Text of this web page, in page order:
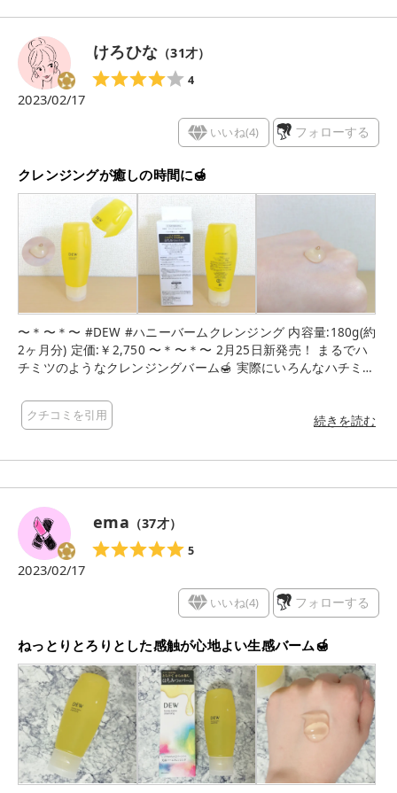
んのりはちみつの香りがして癒される ✔︎洗い上がりつっぱらず
ぬるつきなし サンプル使用ですが現品欲しくなる使用感でした
👍 #DEW#クレンジング#スキンケア #スキンケア用品#スキン
ケア紹介 #スキンケア好きさんと繋がりたい#スキンケア好きと
繋がりたい#美容垢 #美容垢さんと繋がりたい#スキンケア大好
けろひな （31才）
4
2023/02/17
いいね(4) フォローする
クレンジングが癒しの時間に🍯
〜＊〜＊〜 #DEW #ハニーバームクレンジング 内容量:180g(約
2ヶ月分) 定価:￥2,750 〜＊〜＊〜 2月25日新発売！ まるでハ
チミツのようなクレンジングバーム🍯 実際にいろんなハチミツ
てしまいそう😋 〜＊〜＊〜 特徴は、感触・香りが共に3段階に
変化すること💡 1.バーム状・とろけるハニーの香り 角が立つ程
テクスチャー！ 蜂蜜の香りがして癒されます。 2.オイル状・甘
スルッとオイル状になって香りも甘くなり不思議！ 伸びが良い
ので、肌をこすらず指を動かすことが出来ます💓 また、まるで
汚れが混ざり終わったサインのようにも感じられ、他のクレン
ジング商品とは違った使用感で楽しいです😁 3.ミルク状・グリ
ーンフローラルの香り 水を含ませるとすぐに乳化してさらっと
洗い流せ、ヌメヌメ感もないのでストレスを感じずクレンジン
グが終われます。 香りも爽やかになって、すっきりとした気持
のが魅力的だと感じました🐝 クレンジングが癒しの時間となっ
て、クレンジング後のスキンケアも気持ち良く行えそうです😌
〜＊〜＊〜 #ハニーバームクレンジング #はちみつ状バームク
レンジング #DEW #マジレポモニター_ハニーバームクレンジン
グ #生感バーム⁡ #スキンケア #美肌ケア #美肌 #クレンジング
#美容ケア #カネボウdew⁡ ⁡⁡#美容 #美容好き #美容好きな人と
繋がりたい #美容好きさんと繋がりたい⁡ #スキンケア好きさん
と繋がりたい #スキンケアマニア
クチコミを引用 続きを読む
ema （37才）
5
2023/02/17
いいね(4) フォローする
ねっとりとろりとした感触が心地よい生感バーム🍯